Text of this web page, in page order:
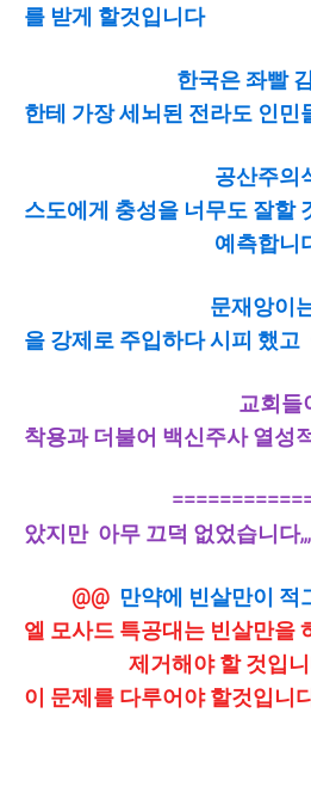
를 받게 할것입니다
한국은 좌빨 김대중,
한테 가장 세뇌된 전라도 인민
공산주의식 통제
스도에게 충성을 너무도 잘할
예측합니
문재앙이는 코로
을 강제로 주입하다 시피 했고
교회들이 많았
착용과 더불어 백신주사 열성
=============
았지만 아무 끄덕 없었습니다
@@ 만약에 빈살만이 적
엘 모사드 특공대는 빈살만을
제거해야 할 것입니다
이 문제를 다루어야 할것입니